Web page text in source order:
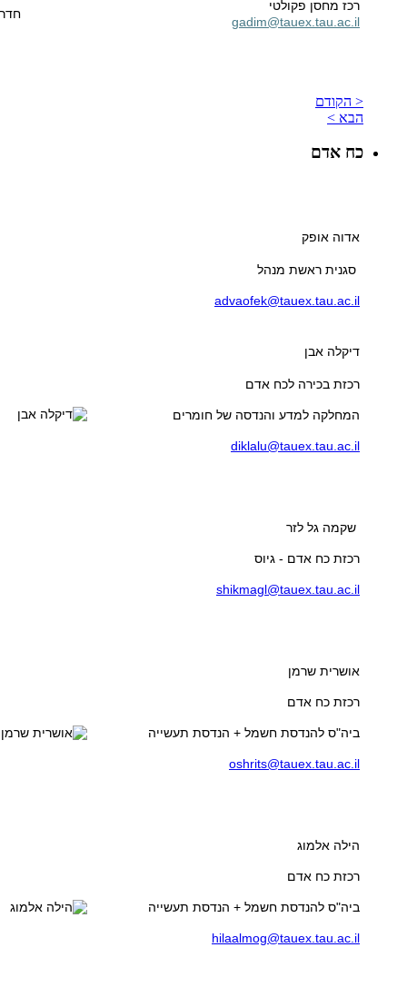
רכז מחסן פקולטי
gadim@tauex.tau.ac.il
חדר
< הקודם
הבא >
כח אדם
אדוה אופק
advaofek@tauex.tau.ac.il
דיקלה אבן
רכזת בכירה לכח אדם
diklalu@tauex.tau.ac.il
שקמה גל לזר
רכזת כח אדם - גיוס
shikmagl@tauex.tau.ac.il
אושרית שרמן
רכזת כח אדם
ביה"ס להנדסת חשמל + הנדסת תעשייה
oshrits@tauex.tau.ac.il
הילה אלמוג
רכזת כח אדם
ביה"ס להנדסת חשמל + הנדסת תעשייה
hilaalmog@tauex.tau.ac.il